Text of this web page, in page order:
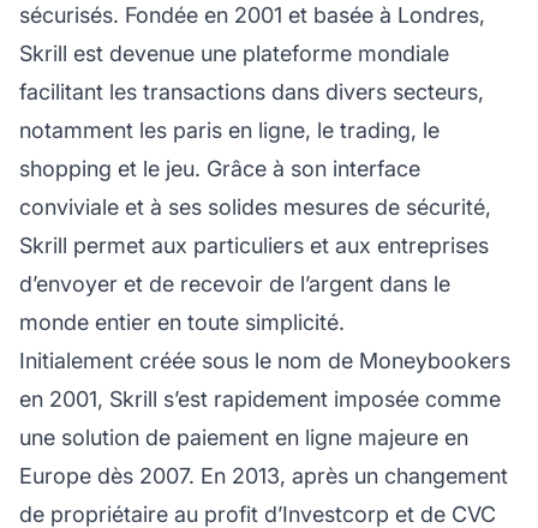
sécurisés. Fondée en 2001 et basée à Londres,
Skrill est devenue une plateforme mondiale
facilitant les transactions dans divers secteurs,
notamment les paris en ligne, le trading, le
shopping et le jeu. Grâce à son interface
conviviale et à ses solides mesures de sécurité,
Skrill permet aux particuliers et aux entreprises
d’envoyer et de recevoir de l’argent dans le
monde entier en toute simplicité.
Initialement créée sous le nom de Moneybookers
en 2001, Skrill s’est rapidement imposée comme
une solution de paiement en ligne majeure en
Europe dès 2007. En 2013, après un changement
de propriétaire au profit d’Investcorp et de CVC